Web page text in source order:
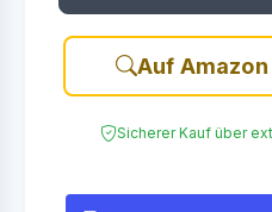
Auf
Sicherer Kauf über